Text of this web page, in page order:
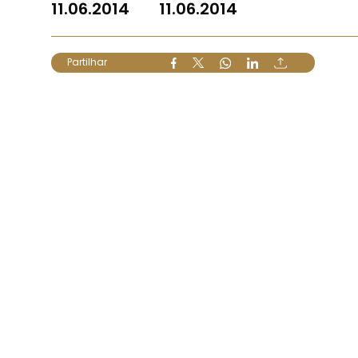
11.06.2014 11.06.2014
Partilhar